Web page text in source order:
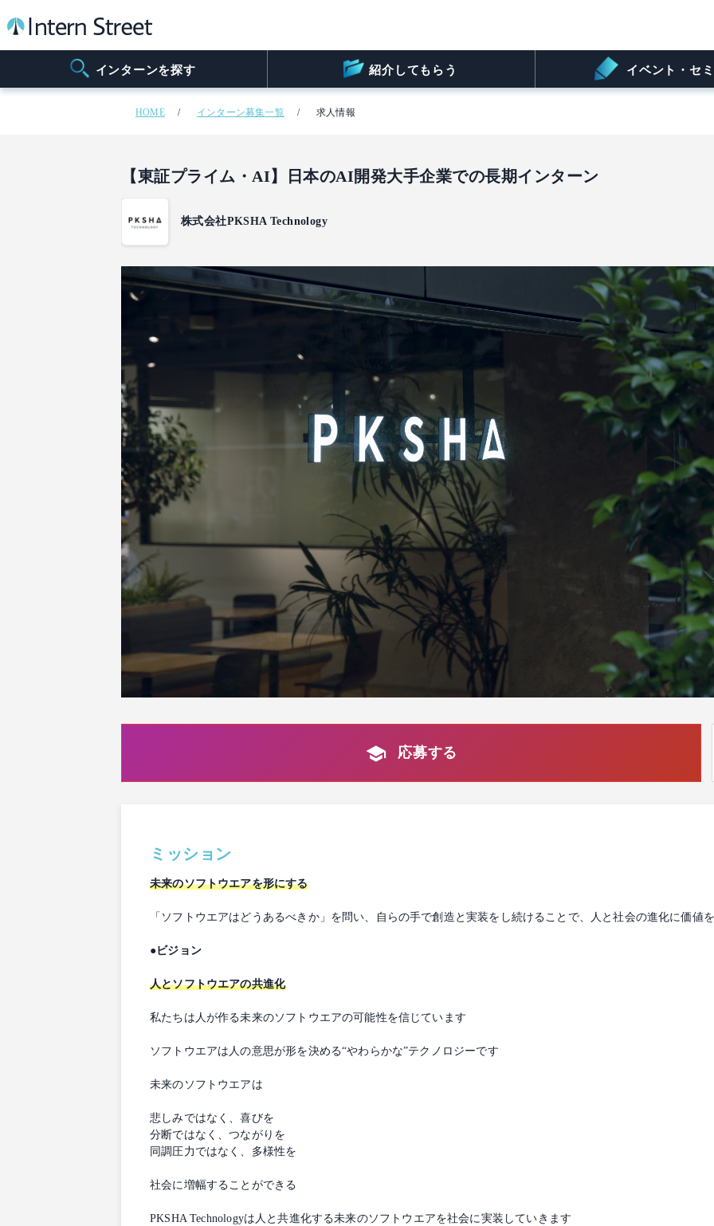
インターンを探す 紹介してもらう イベント・セ
HOME インターン募集一覧 求人情報
【東証プライム・AI】日本のAI開発大手企業での長期インターン
株式会社PKSHA Technology
応募する
ミッション
未来のソフトウエアを形にする
「ソフトウエアはどうあるべきか」を問い、自らの手で創造と実装をし続けることで、人と社会の進化に価値
●ビジョン
人とソフトウエアの共進化
私たちは人が作る未来のソフトウエアの可能性を信じています
ソフトウエアは人の意思が形を決める“やわらかな”テクノロジーです
未来のソフトウエアは
悲しみではなく、喜びを
分断ではなく、つながりを
同調圧力ではなく、多様性を
社会に増幅することができる
PKSHA Technologyは人と共進化する未来のソフトウエアを社会に実装していきます